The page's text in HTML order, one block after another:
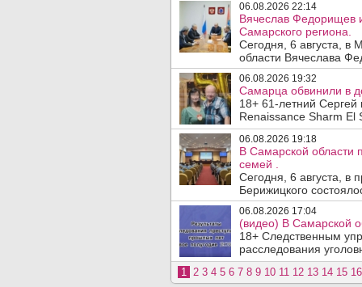
06.08.2026 22:14
Вячеслав Федорищев
Самарского региона.
Сегодня, 6 августа, в
области Вячеслава
06.08.2026 19:32
Самарца обвинили в
18+ 61-летний
Renaissance Sharm El
06.08.2026 19:18
В Самарской области
семей .
Сегодня, 6 августа, в
Берижицкого
06.08.2026 17:04
(видео) В Самарской
18+ Следственным
расследования
1 2 3 4 5 6 7 8 9 10 11 12 13 14 15 16